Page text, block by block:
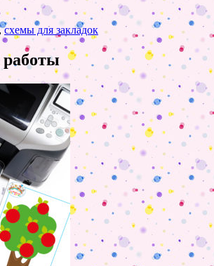
схемы для закладок
работы